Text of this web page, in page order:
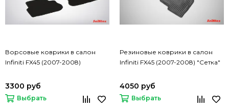
Ворсовые коврики в салон
Infiniti FX45 (2007-2008)
3300 руб
Выбрать
Резиновые коврики в салон
Infiniti FX45 (2007-2008) "Сетка"
4050 руб
Выбрать